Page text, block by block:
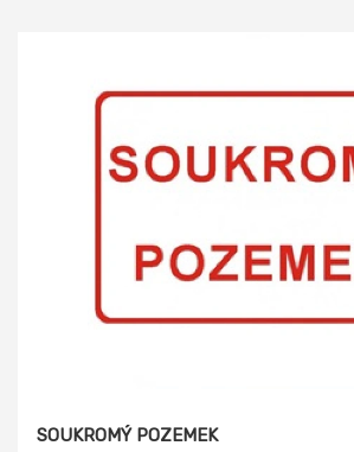
SOUKROMÝ POZEMEK